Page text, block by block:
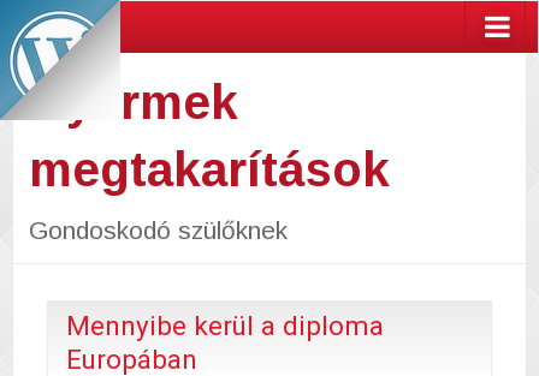
Gyermek
megtakarítások
Gondoskodó szülőknek
Mennyibe kerül a diploma
Europában